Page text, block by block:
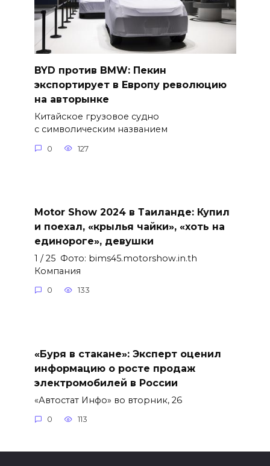
BYD против BMW: Пекин
экспортирует в Европу революцию
на авторынке
Китайское грузовое судно
с символическим названием
0 127
Motor Show 2024 в Таиланде: Купил
и поехал, «крылья чайки», «хоть на
единороге», девушки
1 / 25 Фото: bims45.motorshow.in.th
Компания
0 133
«Буря в стакане»: Эксперт оценил
информацию о росте продаж
электромобилей в России
«Автостат Инфо» во вторник, 26
0 113